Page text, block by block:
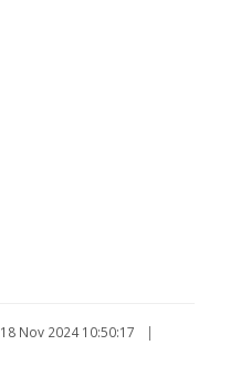
18 Nov 2024 10:50:17
|